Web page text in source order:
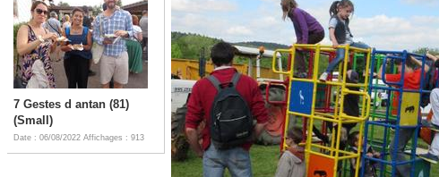
7 Gestes d antan (81)
(Small)
Date : 06/08/2022 Affichages : 913